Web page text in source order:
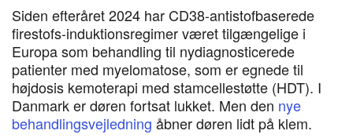
Siden efteråret 2024 har CD38-antistofbaserede
firestofs-induktionsregimer været tilgængelige i
Europa som behandling til nydiagnosticerede
patienter med myelomatose, som er egnede til
højdosis kemoterapi med stamcellestøtte (HDT). I
Danmark er døren fortsat lukket. Men den nye
behandlingsvejledning åbner døren lidt på klem.